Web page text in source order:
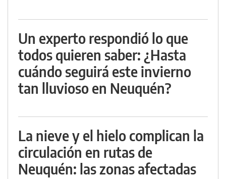
Un experto respondió lo que
todos quieren saber: ¿Hasta
cuándo seguirá este invierno
tan lluvioso en Neuquén?
La nieve y el hielo complican la
circulación en rutas de
Neuquén: las zonas afectadas